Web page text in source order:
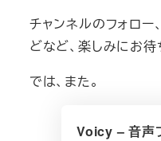
チャンネルのフォロー
どなど、楽しみにお待
では、また。
Voicy – 音声